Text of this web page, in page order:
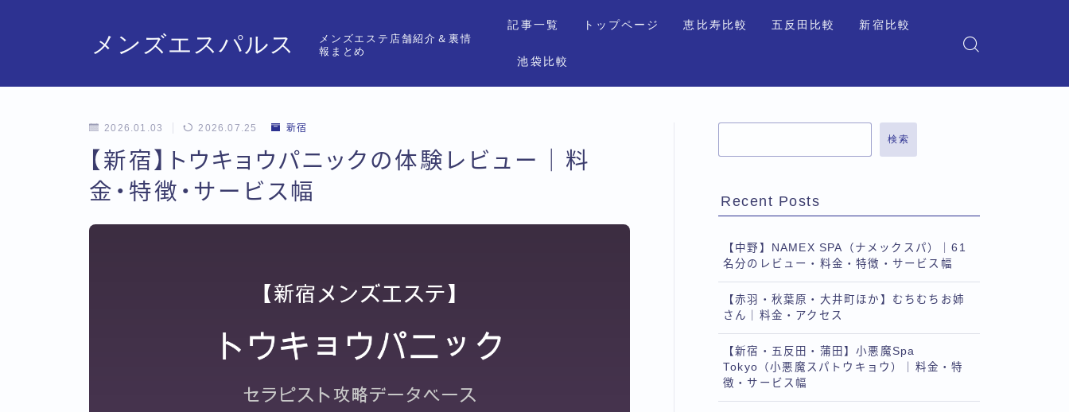
メンズエスパルス
メンズエステ店舗紹介＆裏情
報まとめ
記事一覧 トップページ 恵比寿比較 五反田比較 新宿比較
池袋比較
2026.01.03 2026.07.25 新宿
【新宿】トウキョウパニックの体験レビュー｜料
金・特徴・サービス幅
検索
Recent Posts
【中野】NAMEX SPA（ナメックスパ）｜61
名分のレビュー・料金・特徴・サービス幅
【赤羽・秋葉原・大井町ほか】むちむちお姉
さん｜料金・アクセス
【新宿・五反田・蒲田】小悪魔Spa
Tokyo（小悪魔スパトウキョウ）｜料金・特
徴・サービス幅